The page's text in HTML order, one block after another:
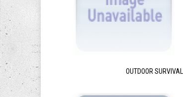
OUTDOOR SURVIVAL